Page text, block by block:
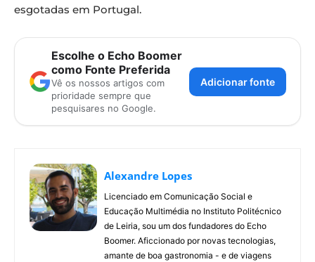
esgotadas em Portugal.
Escolhe o Echo Boomer
como Fonte Preferida
Vê os nossos artigos com
prioridade sempre que
pesquisares no Google.
Adicionar fonte
Alexandre Lopes
Licenciado em Comunicação Social e
Educação Multimédia no Instituto Politécnico
de Leiria, sou um dos fundadores do Echo
Boomer. Aficcionado por novas tecnologias,
amante de boa gastronomia - e de viagens